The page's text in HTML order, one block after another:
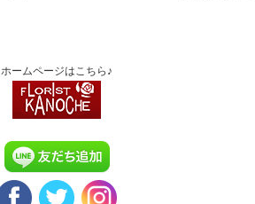
ホームページはこちら♪